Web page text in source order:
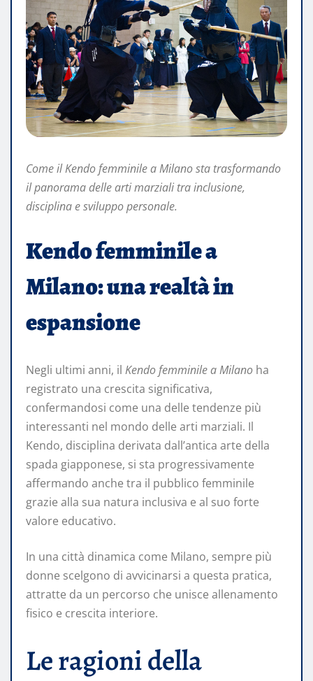
Come il Kendo femminile a Milano sta trasformando
il panorama delle arti marziali tra inclusione,
disciplina e sviluppo personale.
Kendo femminile a
Milano: una realtà in
espansione
Negli ultimi anni, il Kendo femminile a Milano ha
registrato una crescita significativa,
confermandosi come una delle tendenze più
interessanti nel mondo delle arti marziali. Il
Kendo, disciplina derivata dall’antica arte della
spada giapponese, si sta progressivamente
affermando anche tra il pubblico femminile
grazie alla sua natura inclusiva e al suo forte
valore educativo.
In una città dinamica come Milano, sempre più
donne scelgono di avvicinarsi a questa pratica,
attratte da un percorso che unisce allenamento
fisico e crescita interiore.
Le ragioni della